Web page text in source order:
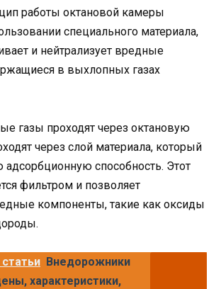
работы октановой камеры
специального материала,
и нейтрализует вредные
в выхлопных газах
газы проходят через октановую
через слой материала, который
способность. Этот
фильтром и позволяет
компоненты, такие как оксиды
Внедорожники
характеристики,